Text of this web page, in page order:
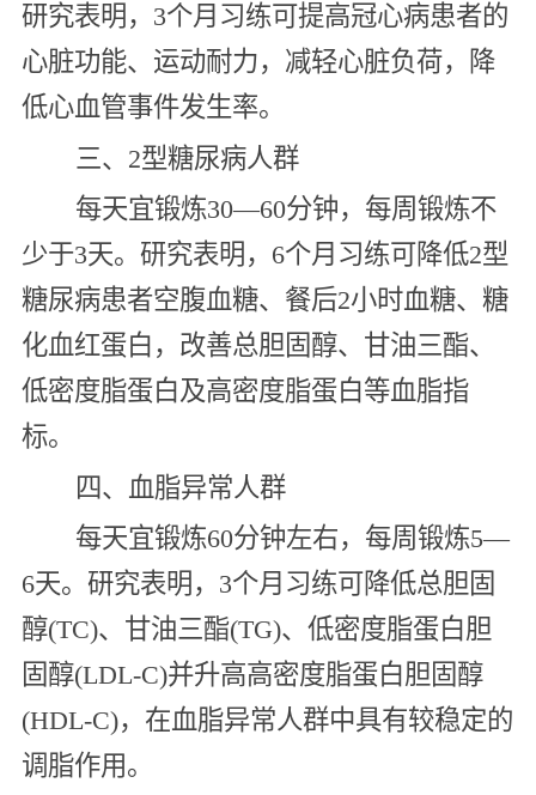
研究表明，3个月习练可提高冠心病患者的
心脏功能、运动耐力，减轻心脏负荷，降
低心血管事件发生率。
三、2型糖尿病人群
每天宜锻炼30—60分钟，每周锻炼不
少于3天。研究表明，6个月习练可降低2型
糖尿病患者空腹血糖、餐后2小时血糖、糖
化血红蛋白，改善总胆固醇、甘油三酯、
低密度脂蛋白及高密度脂蛋白等血脂指
标。
四、血脂异常人群
每天宜锻炼60分钟左右，每周锻炼5—
6天。研究表明，3个月习练可降低总胆固
醇(TC)、甘油三酯(TG)、低密度脂蛋白胆
固醇(LDL-C)并升高高密度脂蛋白胆固醇
(HDL-C)，在血脂异常人群中具有较稳定的
调脂作用。